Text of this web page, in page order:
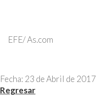
EFE/ As.com
Fecha: 23 de Abril de 2017
Regresar